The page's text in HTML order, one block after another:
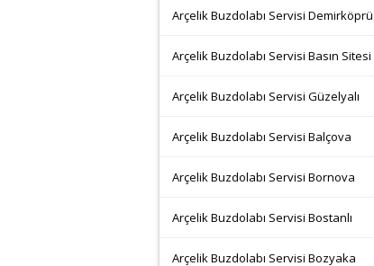
Arçelik Buzdolabı Servisi Demirköprü
Arçelik Buzdolabı Servisi Basın Sitesi
Arçelik Buzdolabı Servisi Güzelyalı
Arçelik Buzdolabı Servisi Balçova
Arçelik Buzdolabı Servisi Bornova
Arçelik Buzdolabı Servisi Bostanlı
Arçelik Buzdolabı Servisi Bozyaka